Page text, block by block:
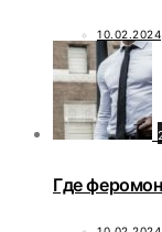
10.02.2024
Где